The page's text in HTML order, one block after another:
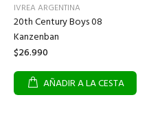
IVREA ARGENTINA
20th Century Boys 08
Kanzenban
$26.990
AÑADIR A LA CESTA